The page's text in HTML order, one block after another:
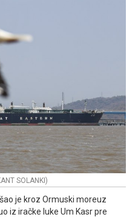
SOLANKI)
je kroz Ormuski moreuz
iz iračke luke Um Kasr pre